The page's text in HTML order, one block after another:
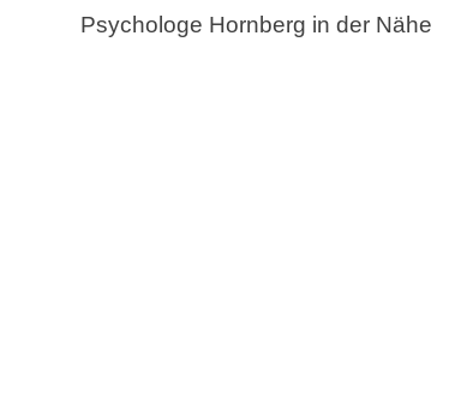
Psychologe Hornberg in der Nähe